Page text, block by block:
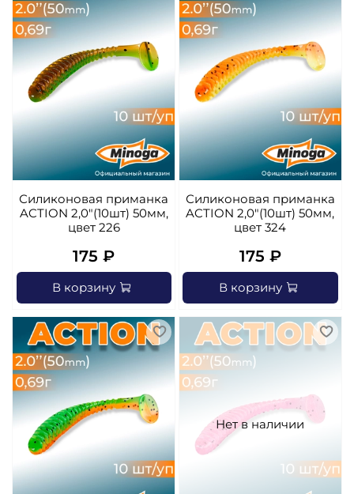
Силиконовая приманка
ACTION 2,0"(10шт) 50мм,
цвет 226
175 ₽
В корзину
Силиконовая приманка
ACTION 2,0"(10шт) 50мм,
цвет 324
175 ₽
В корзину
Нет в наличии